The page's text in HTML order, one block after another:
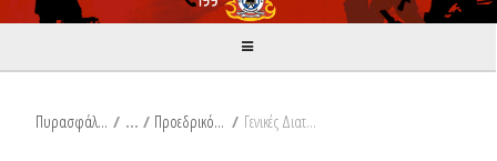
Πυρασφάλεια / Προεδρικό Διάταγμα 41_2018 / Γενικές Διατάξεις ΠΔ 41_2018